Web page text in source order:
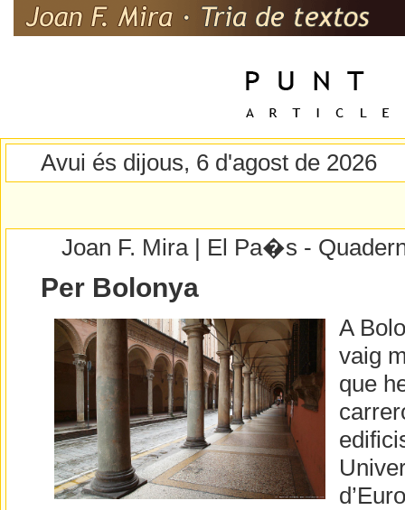
Avui és dijous, 6 d'agost de 2026
Joan F. Mira | El Pa�s -
Per Bolonya
A
vaig
que